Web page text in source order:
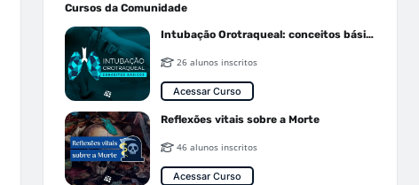
Cursos da Comunidade
Intubação Orotraqueal: conceitos básicos
26 alunos inscritos
Acessar Curso
Reflexões vitais sobre a Morte
46 alunos inscritos
Acessar Curso